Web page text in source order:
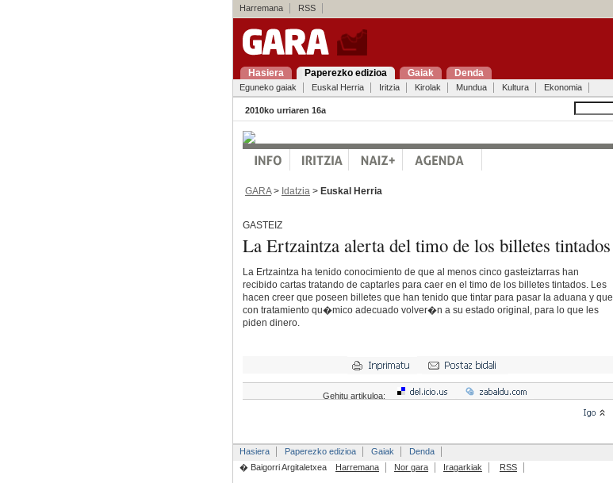
Harremana RSS
Hasiera Paperezko edizioa Gaiak Denda
Eguneko gaiak Euskal Herria Iritzia Kirolak Mundua Kultura Ekonomia
2010ko urriaren 16a
GARA> Idatzia > Euskal Herria
GASTEIZ
La Ertzaintza alerta del timo de los billetes tintados
La Ertzaintza ha tenido conocimiento de que al menos cinco gasteiztarras han
recibido cartas tratando de captarles para caer en el timo de los billetes tintados. Les
hacen creer que poseen billetes que han tenido que tintar para pasar la aduana y que
con tratamiento qu�mico adecuado volver�n a su estado original, para lo que les
piden dinero.
Gehitu artikuloa:
Hasiera Paperezko edizioa Gaiak
Denda
� Baigorri Argitaletxea
Harremana Nor gara Iragarkiak RSS